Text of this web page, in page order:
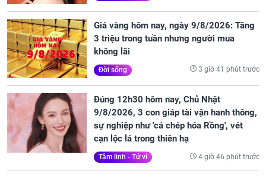
Giá vàng hôm nay, ngày 9/8/2026: Tăng
3 triệu trong tuần nhưng người mua
không lãi
Đời sống 3 giờ 41 phút trước
Đúng 12h30 hôm nay, Chủ Nhật
9/8/2026, 3 con giáp tài vận hanh thông,
sự nghiệp như 'cá chép hóa Rồng', vét
cạn lộc lá trong thiên hạ
Tâm linh - Tử vi 4 giờ 46 phút trước